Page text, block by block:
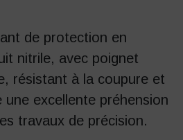
de protection en
nitrile, avec poignet
résistant à la coupure et
une excellente préhension
travaux de précision.